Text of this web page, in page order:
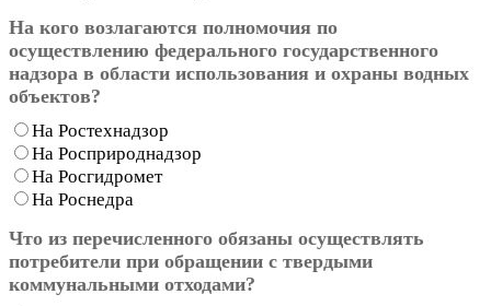
На кого возлагаются полномочия по
осуществлению федерального государственного
надзора в области использования и охраны водных
объектов?
На Ростехнадзор
На Росприроднадзор
На Росгидромет
На Роснедра
Что из перечисленного обязаны осуществлять
потребители при обращении с твердыми
коммунальными отходами?